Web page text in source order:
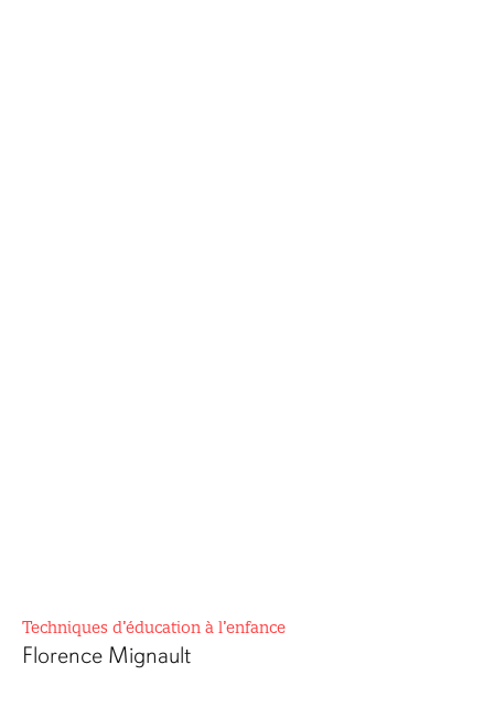
Techniques d’éducation à l’enfance
Florence Mignault